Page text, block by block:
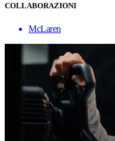
COLLABORAZIONI
McLaren